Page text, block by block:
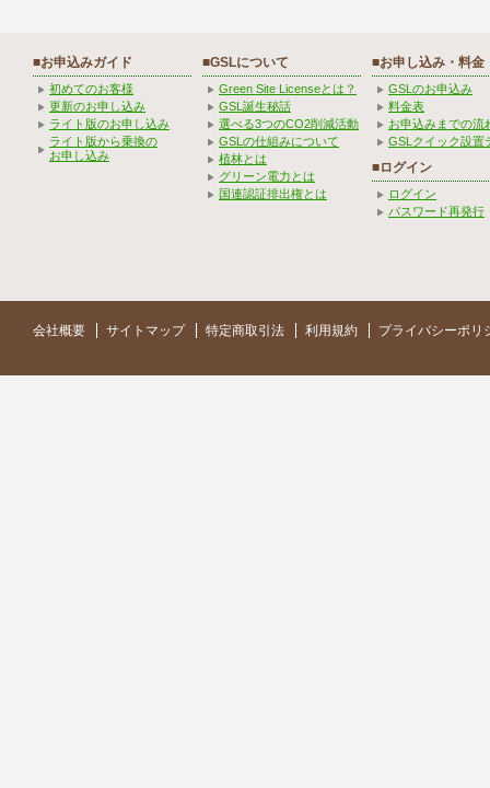
■お申込みガイド
初めてのお客様
更新のお申し込み
ライト版のお申し込み
ライト版から乗換の
お申し込み
■GSLについて
Green Site Licenseとは？
GSL誕生秘話
選べる3つのCO2削減活動
GSLの仕組みについて
植林とは
グリーン電力とは
国連認証排出権とは
■お申し込み・料金
GSLのお申込み
料金表
お申込みまでの流
GSLクイック設置
■ログイン
ログイン
パスワード再発行
会社概要 サイトマップ 特定商取引法 利用規約 プライバシーポリ